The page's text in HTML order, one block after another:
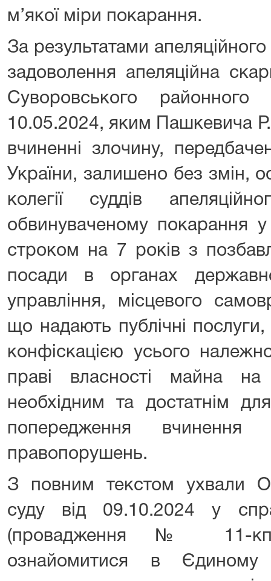
м’якої міри покарання.
За результатами
задоволення апеляційна
Суворовського
10.05.2024, яким Пашкевича
вчиненні злочину,
України, залишено без змін,
колегії суддів
обвинуваченому покарання у
строком на 7 років з
посади в органах
управління, місцевого
що надають публічні
конфіскацією усього
праві власності майна
необхідним та достатнім
попередження вчинення
правопорушень.
З повним текстом ухвали
суду від 09.10.2024 у
(провадження № 11-кп/
ознайомитися в Єдиному